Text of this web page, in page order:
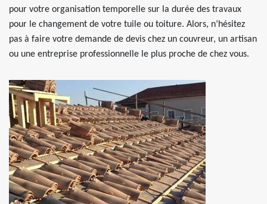
pour votre organisation temporelle sur la durée des travaux
pour le changement de votre tuile ou toiture. Alors, n’hésitez
pas à faire votre demande de devis chez un couvreur, un artisan
ou une entreprise professionnelle le plus proche de chez vous.